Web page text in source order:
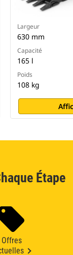
Largeur
630 mm
Capacité
165 l
Poids
108 kg
Étape
Offres